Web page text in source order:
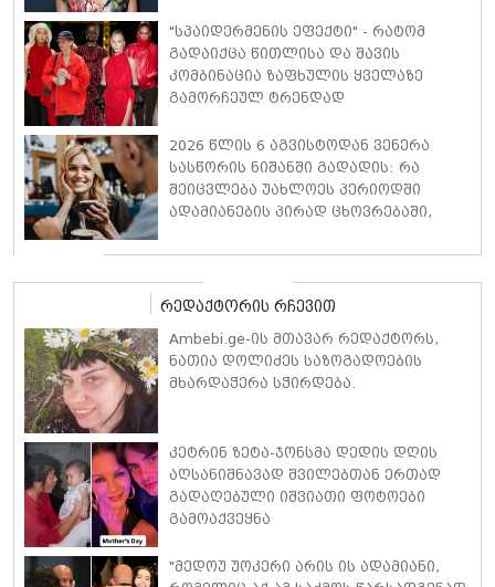
"სპაიდერმენის ეფექტი" - რატომ
გადაიქცა წითლისა და შავის
კომბინაცია ზაფხულის ყველაზე
გამორჩეულ ტრენდად
2026 წლის 6 აგვისტოდან ვენერა
სასწორის ნიშანში გადადის: რა
შეიცვლება უახლოეს პერიოდში
ადამიანების პირად ცხოვრებაში,
ურთიერთობებში
რედაქტორის რჩევით
Ambebi.ge-ის მთავარ რედაქტორს,
ნათია დოლიძეს საზოგადოების
მხარდაჭერა სჭირდება.
კეტრინ ზეტა-ჯონსმა დედის დღის
აღსანიშნავად შვილებთან ერთად
გადაღებული იშვიათი ფოტოები
გამოაქვეყნა
"მედოუ უოკერი არის ის ადამიანი,